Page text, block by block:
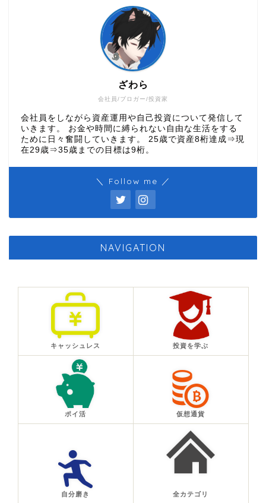
会社員/ブロガー/投資家
ざわら
会社員をしながら資産運用や自己投資について発信して
いきます。 お金や時間に縛られない自由な生活をする
ために日々奮闘していきます。 25歳で資産8桁達成⇒現
在29歳⇒35歳までの目標は9桁。
＼ Follow me ／
NAVIGATION
キャッシュレス 投資を学ぶ
ポイ活 仮想通貨
自分磨き 全カテゴリ